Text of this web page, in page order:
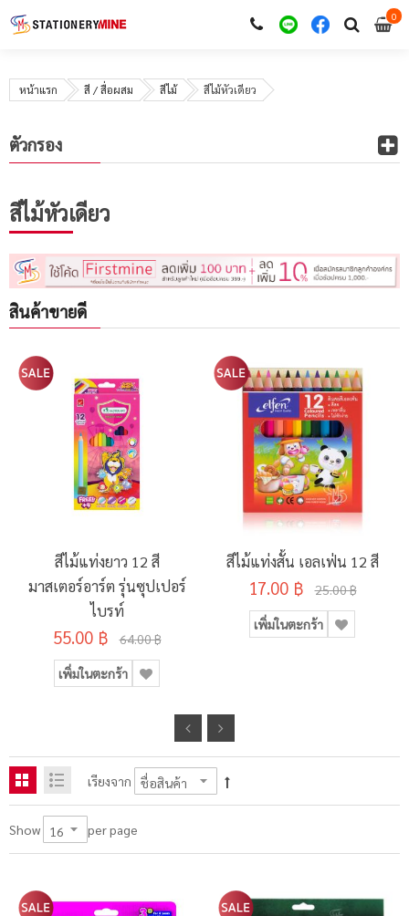
00
หน้าแรก สี / สื่อผสม สีไม้ สีไม้หัวเดียว
สีไม้หัวเดียว
สินค้าขายดี
สีไม้แท่งยาว 12 สี
มาสเตอร์อาร์ต รุ่นซุปเปอร์
ไบรท์
55.00 ฿ 64.00 ฿
เพิ่มในตะกร้า
สีไม้แท่งสั้น เอลเฟ่น 12 สี
17.00 ฿ 25.00 ฿
เพิ่มในตะกร้า
เรียงจาก
Show per page
ตัวกรอง